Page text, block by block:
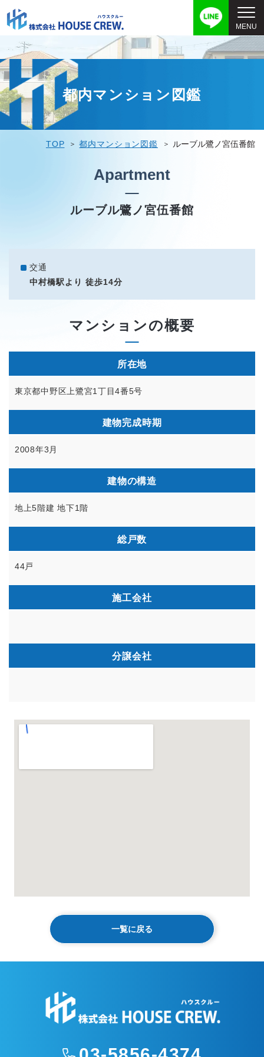
都内マンション図鑑
TOP 都内マンション図鑑 ルーブル鷺ノ宮伍番館
Apartment
ルーブル鷺ノ宮伍番館
交通
中村橋駅より 徒歩14分
マンションの概要
所在地
東京都中野区上鷺宮1丁目4番5号
建物完成時期
2008年3月
建物の構造
地上5階建 地下1階
総戸数
44戸
施工会社
分譲会社
一覧に戻る